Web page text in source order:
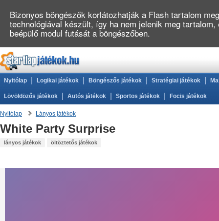
Nyitólap Logikai játékok Böngészős játékok Stratégiai játékok
Lövöldözős játékok Autós játékok Sportos játékok Focis játékok
Nyitólap Lányos játékok
White Party Surprise
lányos játékok öltöztetős játékok
Bizonyos böngészők korlátozhatják a Flash tartalom
technológiával készült, így ha nem jelenik meg
beépülő modul futását a böngészőben.